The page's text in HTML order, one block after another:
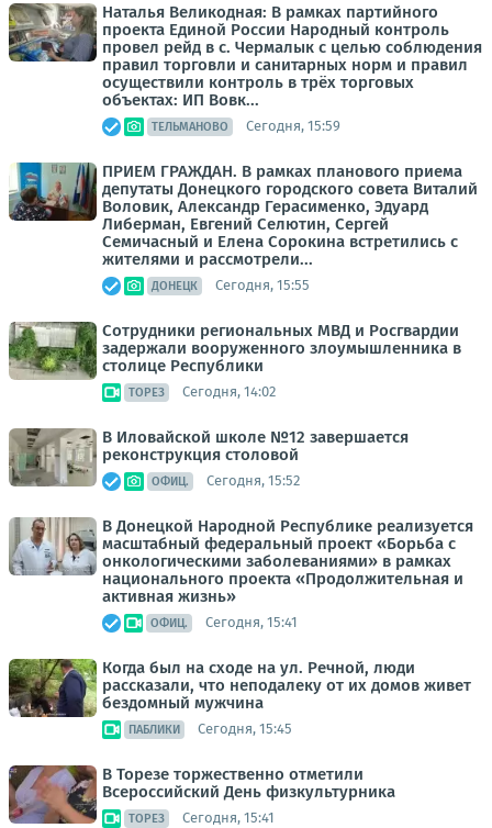
Наталья Великодная: В рамках партийного
проекта Единой России Народный контроль
провел рейд в с. Чермалык с целью соблюдения
правил торговли и санитарных норм и правил
осуществили контроль в трёх торговых
объектах: ИП Вовк...
ТЕЛЬМАНОВО Сегодня, 15:59
ПРИЕМ ГРАЖДАН. В рамках планового приема
депутаты Донецкого городского совета Виталий
Воловик, Александр Герасименко, Эдуард
Либерман, Евгений Селютин, Сергей
Семичасный и Елена Сорокина встретились с
жителями и рассмотрели...
ДОНЕЦК Сегодня, 15:55
Сотрудники региональных МВД и Росгвардии
задержали вооруженного злоумышленника в
столице Республики
ТОРЕЗ Сегодня, 14:02
В Иловайской школе №12 завершается
реконструкция столовой
ОФИЦ. Сегодня, 15:52
В Донецкой Народной Республике реализуется
масштабный федеральный проект «Борьба с
онкологическими заболеваниями» в рамках
национального проекта «Продолжительная и
активная жизнь»
ОФИЦ. Сегодня, 15:41
Когда был на сходе на ул. Речной, люди
рассказали, что неподалеку от их домов живет
бездомный мужчина
ПАБЛИКИ Сегодня, 15:45
В Торезе торжественно отметили
Всероссийский День физкультурника
ТОРЕЗ Сегодня, 15:41